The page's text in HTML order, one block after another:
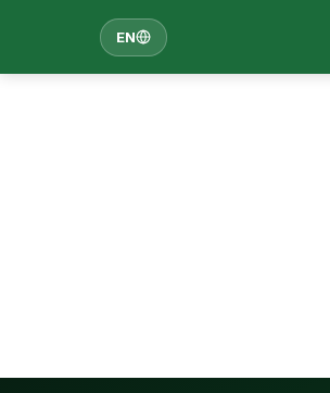
EN